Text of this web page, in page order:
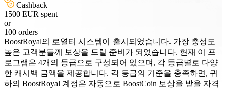
Cashback
1500 EUR spent
or
100 orders
BoostRoyal의 로열티 시스템이 출시되었습니다. 가장 충성도
높은 고객분들께 보상을 드릴 준비가 되었습니다. 현재 이 프
로그램은 4개의 등급으로 구성되어 있으며, 각 등급별로 다양
한 캐시백 금액을 제공합니다. 각 등급의 기준을 충족하면, 귀
하의 BoostRoyal 계정은 자동으로 BoostCoin 보상을 받을 자격